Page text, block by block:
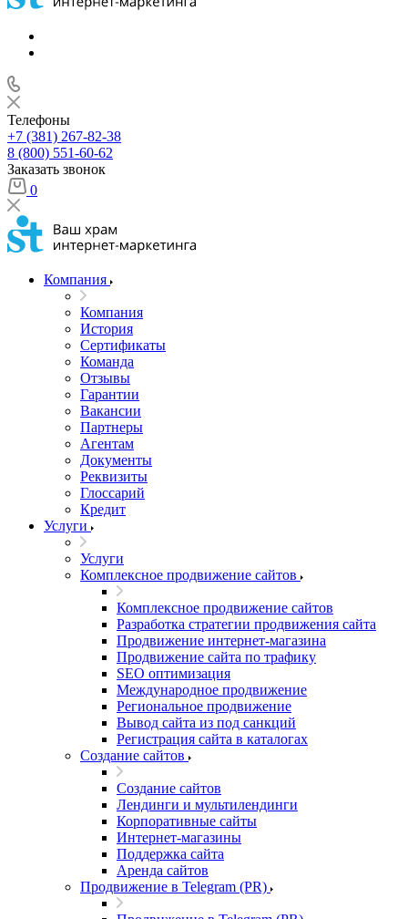
Телефоны
+7 (381) 267-82-38
8 (800) 551-60-62
Заказать звонок
0
Компания
Компания
История
Сертификаты
Команда
Отзывы
Гарантии
Вакансии
Партнеры
Агентам
Документы
Реквизиты
Глоссарий
Кредит
Услуги
Услуги
Комплексное продвижение сайтов
Комплексное продвижение сайтов
Разработка стратегии продвижения сайта
Продвижение интернет-магазина
Продвижение сайта по трафику
SEO оптимизация
Международное продвижение
Региональное продвижение
Вывод сайта из под санкций
Регистрация сайта в каталогах
Создание сайтов
Создание сайтов
Лендинги и мультилендинги
Корпоративные сайты
Интернет-магазины
Поддержка сайта
Аренда сайтов
Продвижение в Telegram (PR)